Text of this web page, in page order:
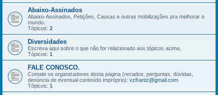
Abaixo-Assinados
Abaixo-Assinados, Petições, Causas e outras mobilizações pra melhorar o
mundo.
Tópicos: 2
Diversidades
Escreva aqui sobre o que não for relacionado aos tópicos acima.
Tópicos: 1
FALE CONOSCO.
Contate os organizadores desta página (recados, perguntas, dúvidas,
denúncia de eventual conteúdo impróprio): vzfrantz@gmail.com
Tópicos: 1